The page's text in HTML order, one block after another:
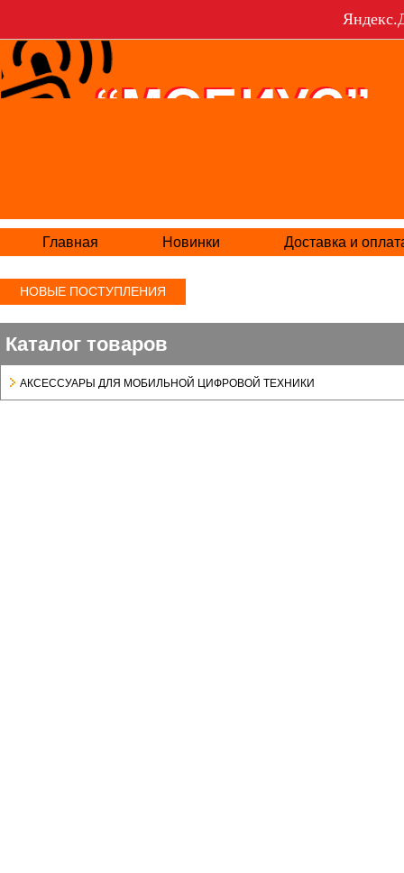
Главная Новинки Доставка и
НОВЫЕ ПОСТУПЛЕНИЯ
Каталог товаров
АКСЕСCУАРЫ ДЛЯ МОБИЛЬНОЙ ЦИФРОВОЙ ТЕХНИКИ